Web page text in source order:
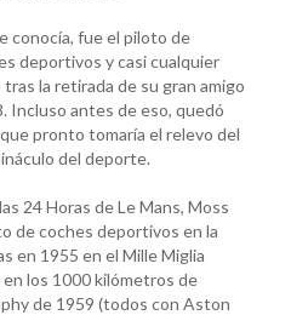
conocía, fue el piloto de
deportivos y casi cualquier
la retirada de su gran amigo
Incluso antes de eso, quedó
pronto tomaría el relevo del
del deporte.
24 Horas de Le Mans, Moss
de coches deportivos en la
en 1955 en el Mille Miglia
los 1000 kilómetros de
de 1959 (todos con Aston